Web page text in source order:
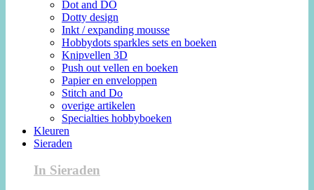
Dot and DO
Dotty design
Inkt / expanding mousse
Hobbydots sparkles sets en boeken
Knipvellen 3D
Push out vellen en boeken
Papier en enveloppen
Stitch and Do
overige artikelen
Specialties hobbyboeken
Kleuren
Sieraden
In Sieraden